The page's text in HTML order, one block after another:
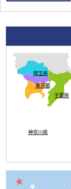
東京都
埼玉県
神奈川県
千葉県